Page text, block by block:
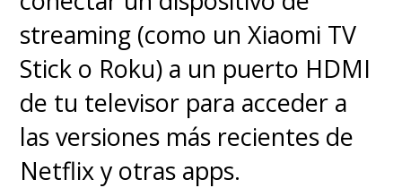
streaming (como un Xiaomi TV
Stick o Roku) a un puerto HDMI
de tu televisor para acceder a
las versiones más recientes de
Netflix y otras apps.